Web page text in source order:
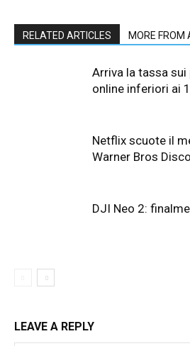
RELATED ARTICLES MORE FROM
Arriva la tassa
online inferiori ai
Netflix scuote il
Warner Bros
DJI Neo 2:
LEAVE A REPLY